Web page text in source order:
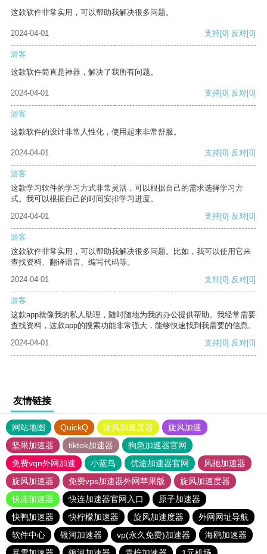
这款软件非常实用，可以帮助我解决很多问题。
2024-04-01 支持[0] 反对[0]
游客
这款软件简直是神器，解决了我所有问题。
2024-04-01 支持[0] 反对[0]
游客
这款软件的设计非常人性化，使用起来非常舒服。
2024-04-01 支持[0] 反对[0]
游客
这款学习软件的学习方式非常灵活，可以根据自己的需求选择学习方
式。我可以根据自己的时间安排学习进度。
2024-04-01
支持[0] 反对[0]
游客
这款软件非常实用，可以帮助我解决很多问题。比如，我可以使用它来
查找资料、翻译语言、编写代码等。
2024-04-01
支持[0] 反对[0]
游客
这款app就像我的私人助理，随时随地为我的办公提供帮助。我经常需要
查找资料，这款app的搜索功能非常强大，能够快速找到我需要的信息。
2024-04-01
支持[0] 反对[0]
友情链接
网站地图 QuickQ 旋风加速度器
旋风加速
坚果加速器
tiktok加速器
狗急加速器官网
免费vqn外网加速
小蓝鸟 优途加速器官网
风驰加速器
旋风加速器
免费vps加速器外网苹果版
旋风加速度器
快连加速器
快连加速器官网入口
原子加速器
快鸭加速器
快柠檬加速器 旋风加速度器
外网网址导航
软件中心
银河加速器 vp(永久免费)加速器
海鸥加速器